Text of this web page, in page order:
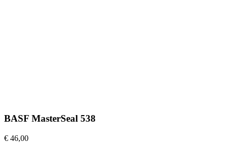
BASF MasterSeal 538
€ 46,00